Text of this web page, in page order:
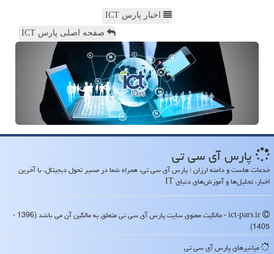
اخبار پارس ICT
صفحه اصلی پارس ICT
پارس آی سی تی
خدمات هاست و دامنه ارزان ؛ پارس آی سی تی، همراه شما در مسیر تحول دیجیتال، با آخرین
اخبار، تحلیل‌ها و آموزش‌های دنیای IT
ict-pars.ir - مالکیت معنوی سایت پارس آی سی تی متعلق به مالکین آن می باشد (1396 -
1405)
میانبرهای پارس آی سی تی